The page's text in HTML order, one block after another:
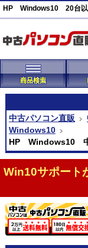
HP Windows10 20台以
中古パソコン直販
Windows10
HP Windows10 中
Win10サポート